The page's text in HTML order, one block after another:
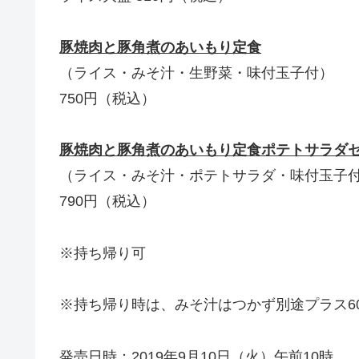
豚焼肉と豚角煮のあいもり定食
（ライス・みそ汁・生野菜・味付玉子付）
750円（税込）
豚焼肉と豚角煮のあいもり定食ポテトサラダ
（ライス・みそ汁・ポテトサラダ・味付玉子付
790円（税込）
※持ち帰り可
※持ち帰り時は、みそ汁はつかず別途プラス